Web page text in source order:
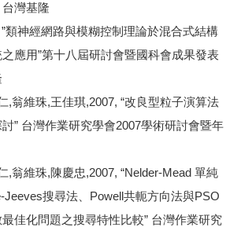
灣基隆
類神經網路與模糊控制理論於混合式結構
應用”第十八屆研討會暨國科會成果發表
,翁維珠,王佳琪,2007, “改良型粒子演算法
” 台灣作業研究學會2007學術研討會暨年
,翁維珠,陳慶忠,2007, “Nelder-Mead 單純
Jeeves搜尋法、Powell共軛方向法與PSO
佳化問題之搜尋特性比較” 台灣作業研究